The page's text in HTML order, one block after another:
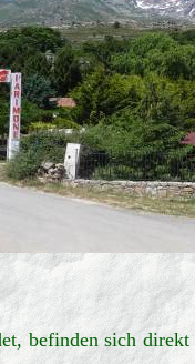
befinden sich